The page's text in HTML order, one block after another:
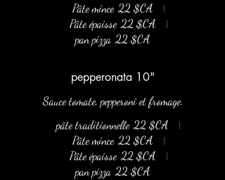
Pâte mince 22 $CA
Pâte épaisse 22 $CA
pan pizza 22 $CA
pepperonata 10"
Sauce tomate, pepperoni et fromage.
pâte traditionnelle 22 $CA
Pâte mince 22 $CA
Pâte épaisse 22 $CA
pan pizza 22 $CA